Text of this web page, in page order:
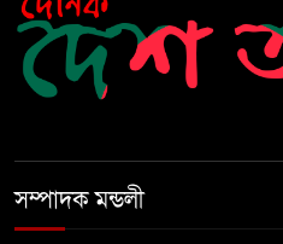
৬
সম্পাদক মন্ডলী